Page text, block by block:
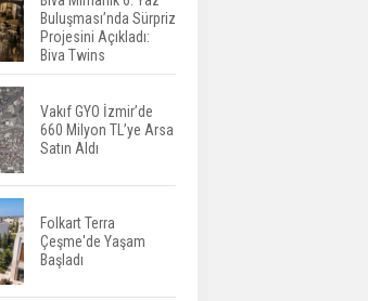
Yatırımcıların Bina Tercihi
Değişiyor: Dijital Altyapı
Öne Çıkıyor
TOKİ'nin Kiralık Sosyal
Konut Modeli Kiraları
Düşürür Mü?
İkinci El Konut Fiyatları
İspanya'da Bir Yılda
Yüzde 16,2 Arttı
Buluşması’nda Sürpriz
Projesini Açıkladı:
Biva Twins
Vakıf GYO İzmir’de
660 Milyon TL’ye Arsa
Satın Aldı
Folkart Terra
Çeşme'de Yaşam
Başladı